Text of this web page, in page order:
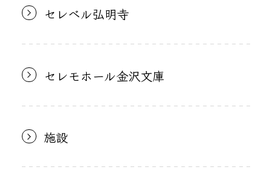
セレベル弘明寺
セレモホール金沢文庫
施設